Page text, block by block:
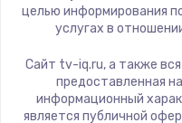
целью информирования
услугах в
Сайт tv-iq.ru, а также
предоставленная
информационный
является публичной